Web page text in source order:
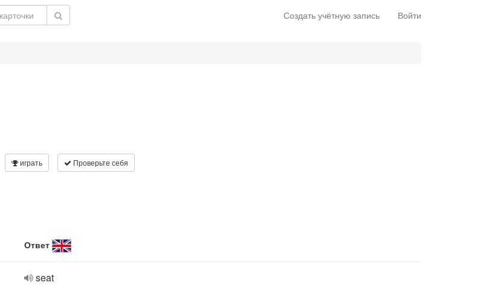
Создать учётную запись Войти
играть Проверьте себя
Ответ
seat